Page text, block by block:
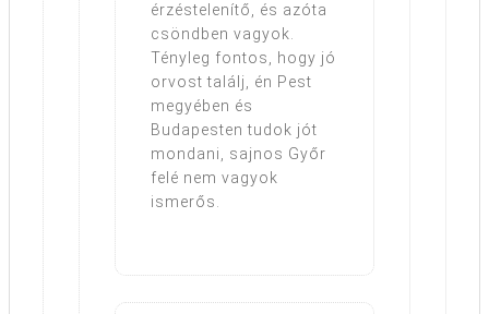
érzéstelenítő, és azóta
csöndben vagyok.
Tényleg fontos, hogy jó
orvost találj, én Pest
megyében és
Budapesten tudok jót
mondani, sajnos Győr
felé nem vagyok
ismerős.